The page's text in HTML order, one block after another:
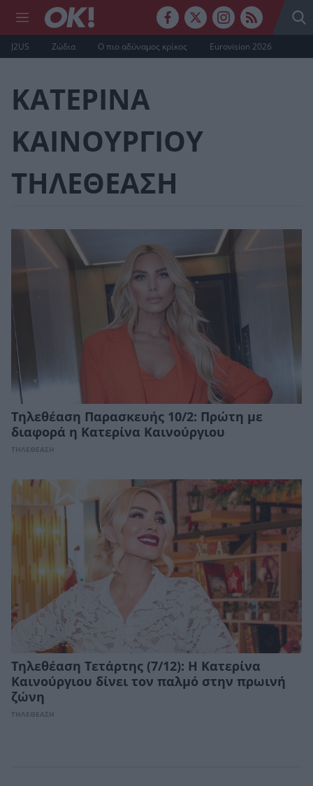
J2US Ζώδια Ο πιο αδύναμος κρίκος Eurovision 2026
ΚΑΤΕΡΙΝΑ
ΚΑΙΝΟΥΡΓΙΟΥ
ΤΗΛΕΘΕΑΣΗ
Τηλεθέαση Παρασκευής 10/2: Πρώτη με
διαφορά η Κατερίνα Καινούργιου
ΤΗΛΕΘΕΑΣΗ
Τηλεθέαση Τετάρτης (7/12): Η Κατερίνα
Καινούργιου δίνει τον παλμό στην πρωινή
ζώνη
ΤΗΛΕΘΕΑΣΗ